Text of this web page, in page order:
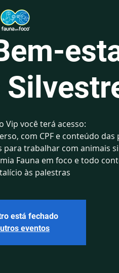
Vip você terá acesso:
com CPF e conteúdo das
para trabalhar com animais
Fauna em foco e todo
às palestras
está fechado
eventos